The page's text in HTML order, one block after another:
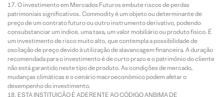
O investimento em Mercados Futuros embute riscos de perdas
patrimoniais significativos. Commodity é um objeto ou determinante de
preço de um contrato futuro ou outro instrumento derivativo, podendo
consubstanciar um índice, uma taxa, um valor mobiliário ou produto físico. É
um investimento de risco muito alto, que contempla a possibilidade de
oscilação de preço devido à utilização de alavancagem financeira. A duração
recomendada para o investimento é de curto prazo e o patrimônio do cliente
não está garantido neste tipo de produto. As condições de mercado,
mudanças climáticas e o cenário macroeconômico podem afetar o
desempenho do investimento.
ESTA INSTITUIÇÃO É ADERENTE AO CÓDIGO ANBIMA DE